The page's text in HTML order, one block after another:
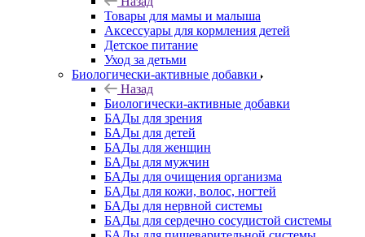
Товары для мамы и малыша
Аксессуары для кормления детей
Детское питание
Уход за детьми
Биологически-активные добавки
Назад
Биологически-активные добавки
БАДы для зрения
БАДы для детей
БАДы для женщин
БАДы для мужчин
БАДы для очищения организма
БАДы для кожи, волос, ногтей
БАДы для нервной системы
БАДы для сердечно сосудистой системы